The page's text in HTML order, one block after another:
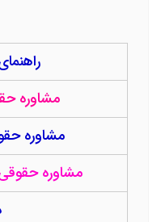
مشاوره
مشاوره
مشاوره